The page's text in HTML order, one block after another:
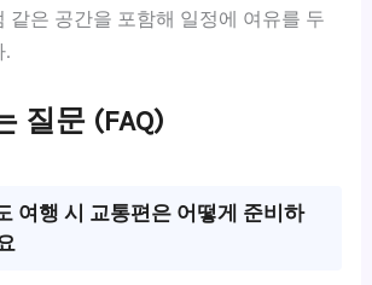
같은 공간을 포함해 일정에 여유를 두
.
질문 (FAQ)
여행 시 교통편은 어떻게 준비하